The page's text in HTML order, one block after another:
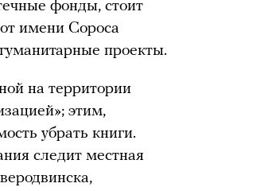
фонды, стоит
имени Сороса
проекты.
на территории
этим,
убрать книги.
следит местная